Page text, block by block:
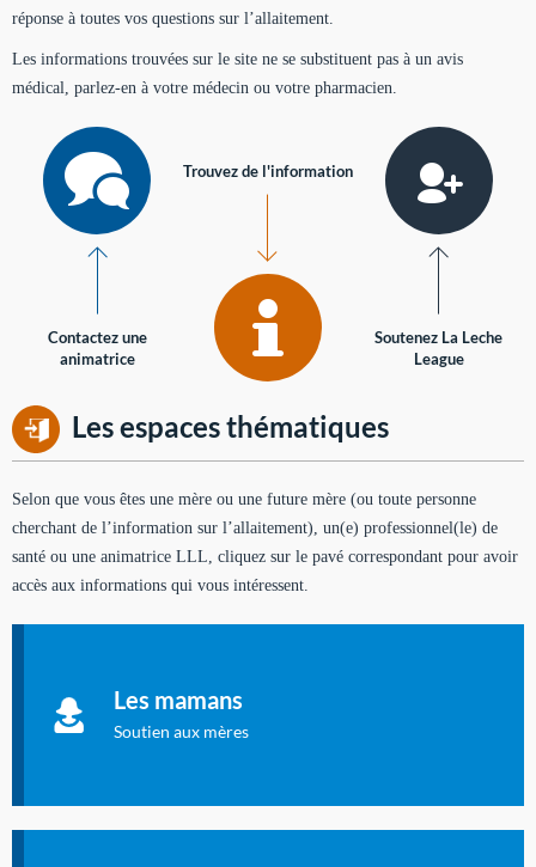
réponse à toutes vos questions sur l’allaitement.
Les informations trouvées sur le site ne se substituent pas à un avis
médical, parlez-en à votre médecin ou votre pharmacien.
Contactez une
animatrice
Trouvez de l'information
Soutenez La Leche
League
Les espaces thématiques
Selon que vous êtes une mère ou une future mère (ou toute personne
cherchant de l’information sur l’allaitement), un(e) professionnel(le) de
santé ou une animatrice LLL, cliquez sur le pavé correspondant pour avoir
accès aux informations qui vous intéressent.
Les mamans
Soutien aux mères
à allaiter et vous informer : toutes les rubriques qui
concernent l'allaitement.